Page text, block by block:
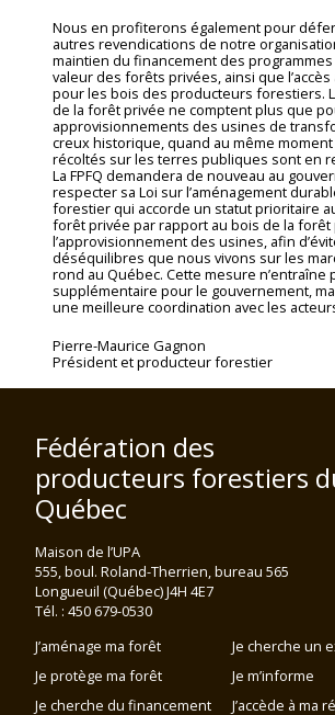
Nous en profiterons également pour
autres revendications de notre
maintien du financement des
valeur des forêts privées, ainsi que
pour les bois des producteurs forestiers.
de la forêt privée ne comptent plus que
approvisionnements des usines de
creux historique, quand au même
récoltés sur les terres publiques sont en
La FPFQ demandera de nouveau au
respecter sa Loi sur l’aménagement
forestier qui accorde un statut prioritaire
forêt privée par rapport au bois de la
l’approvisionnement des usines, afin
déséquilibres que nous vivons sur les
rond au Québec. Cette mesure n’entraîne
supplémentaire pour le gouvernement,
une meilleure coordination avec les
Pierre-Maurice Gagnon
Président et producteur forestier
Fédération des
producteurs forestiers
Québec
Maison de l’UPA
555, boul. Roland-Therrien, bureau 565
Longueuil (Québec) J4H 4E7
Tél. : 450 679-0530
J’aménage ma forêt
Je protège ma forêt
Je cherche du financement
Je cherche un
Je m’informe
J’accède à ma